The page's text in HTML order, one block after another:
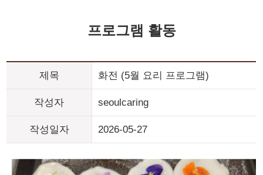
프로그램 활동
제목 화전 (5월 요리 프로그램)
작성자 seoulcaring
작성일자 2026-05-27